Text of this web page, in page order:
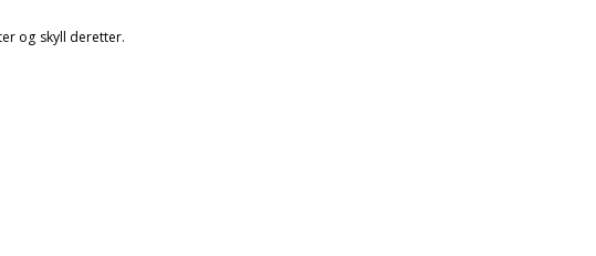
og skyll deretter.